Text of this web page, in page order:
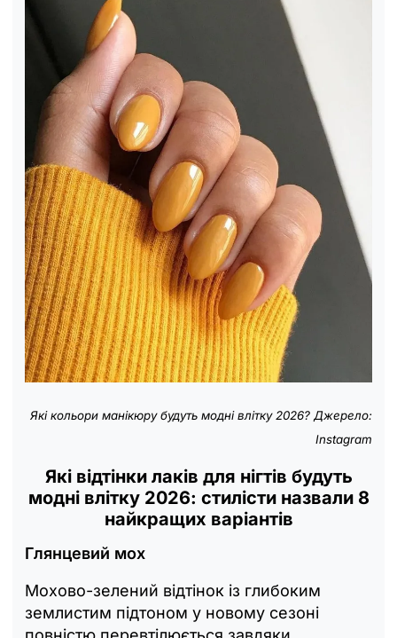
Які кольори манікюру будуть модні влітку 2026? Джерело:
Instagram
Які відтінки лаків для нігтів будуть
модні влітку 2026: стилісти назвали 8
найкращих варіантів
Глянцевий мох
Мохово-зелений відтінок із глибоким
землистим підтоном у новому сезоні